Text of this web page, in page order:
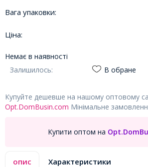
Вага упаковки:
Ціна:
Немає в наявності
Залишилось:
В обране
Купуйте дешевше на нашому оптовому
Opt.DomBusin.com Мінімальне
Купити оптом на
опис Характеристики